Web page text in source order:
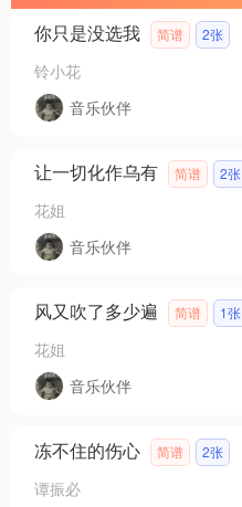
你只是没选我
简谱 2张
铃小花
音乐伙伴
让一切化作乌有 简谱 2张
花姐
音乐伙伴
风又吹了多少遍 简谱 1张
花姐
音乐伙伴
冻不住的伤心 简谱 2张
谭振必